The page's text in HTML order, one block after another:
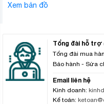
Xem bản đồ
Tổng đài hỗ trợ
Tổng đài mua
Bảo hành - Sửa
Email liên hệ
Kinh doanh:
Kế toán: